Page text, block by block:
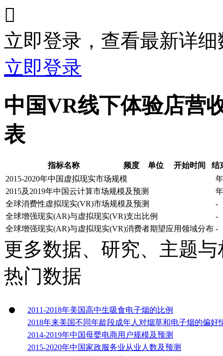

立即登录，查看最新详细
立即登录
中国VR线下体验店营
表
指标名称 频度 单位 开始时间
结
2015-2020年中国虚拟现实市场规模
年
2015及2019年中国云计算市场规模及预测
年
全球消费性虚拟现实(VR)市场规模及预测
-
全球增强现实(AR)与虚拟现实(VR)支出比例
-
全球增强现实(AR)与虚拟现实(VR)消费者期望应用领域分布 -
更多数据、研究、主题
热门数据
2011-2018年美国高中生吸食电子烟的比例
2018年来美国不同年龄段成年人对烟草和电子烟的偏好
2014-2019年中国母婴电商用户规模及预测
2015-2020年中国家政服务业从业人数及预测